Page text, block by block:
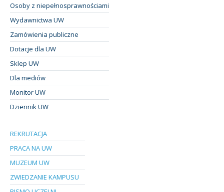
Osoby z niepełnosprawnościami
Wydawnictwa UW
Zamówienia publiczne
Dotacje dla UW
Sklep UW
Dla mediów
Monitor UW
Dziennik UW
REKRUTACJA
PRACA NA UW
MUZEUM UW
ZWIEDZANIE KAMPUSU